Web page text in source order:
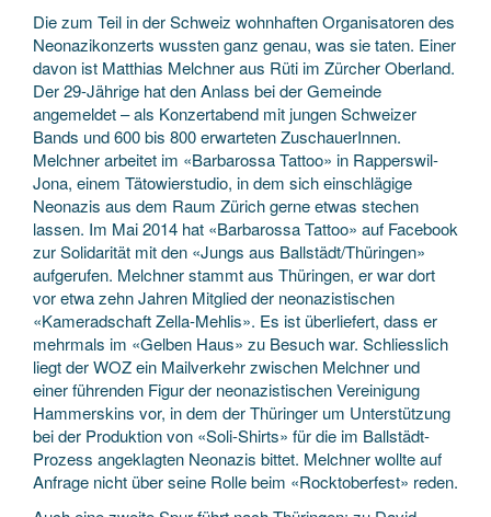
Die zum Teil in der Schweiz wohnhaften Organisatoren des
Neonazikonzerts wussten ganz genau, was sie taten. Einer
davon ist Matthias Melchner aus Rüti im Zürcher Oberland.
Der 29-Jährige hat den Anlass bei der Gemeinde
angemeldet – als Konzertabend mit jungen Schweizer
Bands und 600 bis 800 erwarteten ZuschauerInnen.
Melchner arbeitet im «Barbarossa Tattoo» in Rapperswil-
Jona, einem Tätowierstudio, in dem sich einschlägige
Neonazis aus dem Raum Zürich gerne etwas stechen
lassen. Im Mai 2014 hat «Barbarossa Tattoo» auf Facebook
zur Solidarität mit den «Jungs aus Ballstädt/Thüringen»
aufgerufen. Melchner stammt aus Thüringen, er war dort
vor etwa zehn Jahren Mitglied der neonazistischen
«Kameradschaft Zella-Mehlis». Es ist überliefert, dass er
mehrmals im «Gelben Haus» zu Besuch war. Schliesslich
liegt der WOZ ein Mailverkehr zwischen Melchner und
einer führenden Figur der neonazistischen Vereinigung
Hammerskins vor, in dem der Thüringer um Unterstützung
bei der Produktion von «Soli-Shirts» für die im Ballstädt-
Prozess angeklagten Neonazis bittet. Melchner wollte auf
Anfrage nicht über seine Rolle beim «Rocktoberfest» reden.